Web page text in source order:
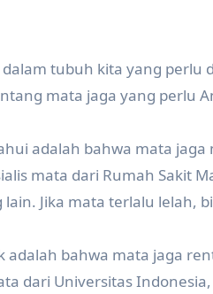
tubuh kita yang perlu
mata jaga yang perlu
adalah bahwa mata
mata dari Rumah Sakit
Jika mata terlalu lelah,
adalah bahwa mata jaga
dari Universitas